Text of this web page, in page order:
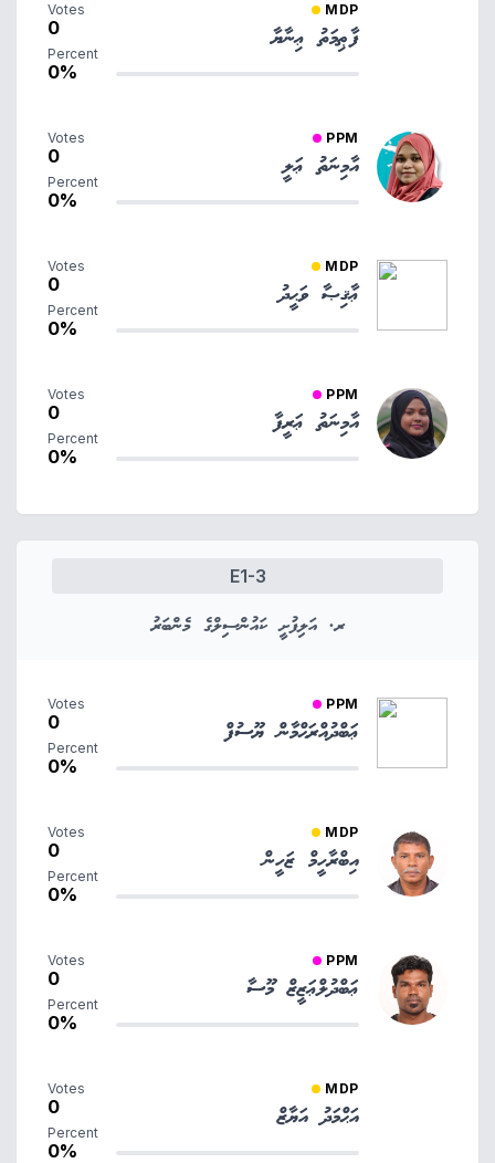
MDP
ފާޠިމަތު ޢިނާޔާ
Votes
0
Percent
0%
PPM
އާމިނަތު ޢަލީ
Votes
0
Percent
0%
MDP
ޢާޤިޞާ ވަޙީދު
Votes
0
Percent
0%
PPM
އާމިނަތު ޢަރީފާ
Votes
0
Percent
0%
E1-3
ރ. އަލިފުށީ ކައުންސިލްގެ މެންބަރު
PPM
ޢަބްދުއްރަޙްމާން ޔޫސުފް
Votes
0
Percent
0%
MDP
އިބްރާހީމް ޒަހީން
Votes
0
Percent
0%
PPM
ޢަބްދުލްޢަޒީޒް މޫސާ
Votes
0
Percent
0%
MDP
އަޙްމަދު އަޔާޒް
Votes
0
Percent
0%